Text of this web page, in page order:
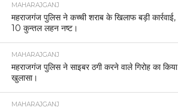
MAHARAJGANJ
महराजगंज पुलिस ने कच्ची शराब के खिलाफ बड़ी कार्रवाई,
10 कुन्तल लहन नष्ट।
MAHARAJGANJ
महराजगंज पुलिस ने साइबर ठगी करने वाले गिरोह का किया
खुलासा।
MAHARAJGANJ